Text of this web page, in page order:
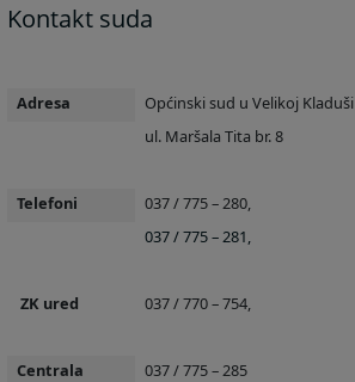
Kontakt suda
Adresa
Općinski sud u Velikoj Kladuši
ul. Maršala Tita br. 8
Telefoni
037 / 775 – 280,
037 / 775 – 281,
ZK ured 037 / 770 – 754,
Centrala 037 / 775 – 285